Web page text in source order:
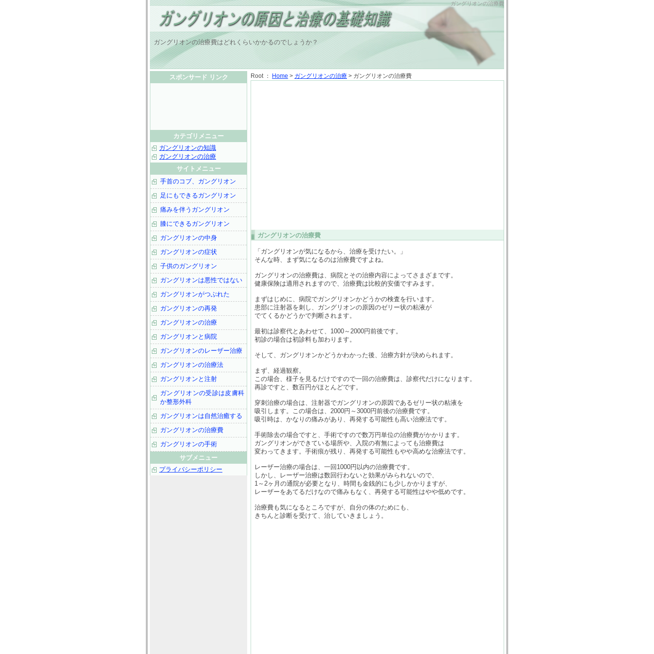
ガングリオンの治療費
ガングリオンの治療費はどれくらいかかるのでしょうか？
Root ： Home > ガングリオンの治療 > ガングリオンの治療費
ガングリオンの治療費
「ガングリオンが気になるから、治療を受けたい。」
そんな時、まず気になるのは治療費ですよね。
ガングリオンの治療費は、病院とその治療内容によってさまざまです。
健康保険は適用されますので、治療費は比較的安価ですみます。
まずはじめに、病院でガングリオンかどうかの検査を行います。
患部に注射器を刺し、ガングリオンの原因のゼリー状の粘液が
でてくるかどうかで判断されます。
最初は診察代とあわせて、1000～2000円前後です。
初診の場合は初診料も加わります。
そして、ガングリオンかどうかわかった後、治療方針が決められます。
まず、経過観察。
この場合、様子を見るだけですので一回の治療費は、診察代だけになります。
再診ですと、数百円がほとんどです。
穿刺治療の場合は、注射器でガングリオンの原因であるゼリー状の粘液を
吸引します。この場合は、2000円～3000円前後の治療費です。
吸引時は、かなりの痛みがあり、再発する可能性も高い治療法です。
手術除去の場合ですと、手術ですので数万円単位の治療費がかかります。
ガングリオンができている場所や、入院の有無によっても治療費は
変わってきます。手術痕が残り、再発する可能性もやや高めな治療法です。
レーザー治療の場合は、一回1000円以内の治療費です。
しかし、レーザー治療は数回行わないと効果がみられないので、
1～2ヶ月の通院が必要となり、時間も金銭的にも少しかかりますが、
レーザーをあてるだけなので痛みもなく、再発する可能性はやや低めです。
治療費も気になるところですが、自分の体のためにも、
きちんと診断を受けて、治していきましょう。
スポンサード リンク
カテゴリメニュー
ガングリオンの知識
ガングリオンの治療
サイトメニュー
手首のコブ、ガングリオン
足にもできるガングリオン
痛みを伴うガングリオン
膝にできるガングリオン
ガングリオンの中身
ガングリオンの症状
子供のガングリオン
ガングリオンは悪性ではない
ガングリオンがつぶれた
ガングリオンの再発
ガングリオンの治療
ガングリオンと病院
ガングリオンのレーザー治療
ガングリオンの治療法
ガングリオンと注射
ガングリオンの受診は皮膚科
か整形外科
ガングリオンは自然治癒する
ガングリオンの治療費
ガングリオンの手術
サブメニュー
プライバシーポリシー